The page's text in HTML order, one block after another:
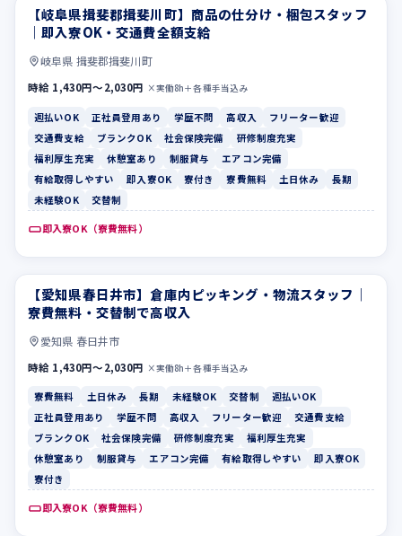
週払いOK 正社員登用あり
【岐阜県揖斐郡揖斐川町】商品の仕分け・梱包スタッフ
｜即入寮OK・交通費全額支給
岐阜県 揖斐郡揖斐川町
時給 1,430円〜2,030円 ×実働8h＋各種手当込み
週払いOK 正社員登用あり 学歴不問 高収入
フリーター歓迎
交通費支給
ブランクOK 社会保険完備
研修制度充実
福利厚生充実
休憩室あり 制服貸与
エアコン完備
有給取得しやすい
即入寮OK 寮付き 寮費無料 土日休み
長期
未経験OK
交替制
即入寮OK（寮費無料）
寮費無料 土日休み
【愛知県春日井市】倉庫内ピッキング・物流スタッフ｜
寮費無料・交替制で高収入
愛知県 春日井市
時給 1,430円〜2,030円 ×実働8h＋各種手当込み
寮費無料 土日休み 長期 未経験OK 交替制
週払いOK
正社員登用あり
学歴不問 高収入 フリーター歓迎
交通費支給
ブランクOK
社会保険完備 研修制度充実
福利厚生充実
休憩室あり
制服貸与 エアコン完備 有給取得しやすい
即入寮OK
寮付き
即入寮OK（寮費無料）